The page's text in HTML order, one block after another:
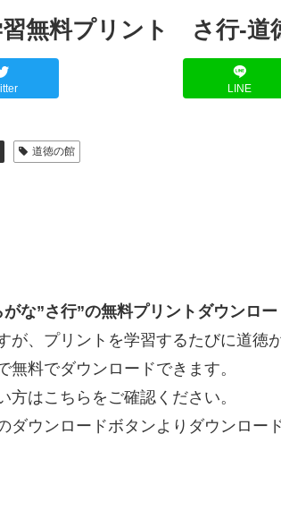
無料プリント さ行-道
LINE
道徳の館
な”さ行”の無料プリントダウンロー
が、プリントを学習するたびに道徳
無料でダウンロードできます。
方はこちらをご確認ください。
ダウンロードボタンよりダウンロー